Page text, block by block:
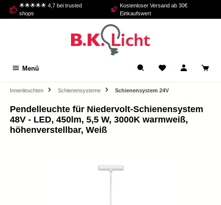
springen
🌟🌟🌟🌟🌟 4,7 bei trusted
shops
Kostenloser Versand ab 30€
Einkaufswert
Menü
Innenleuchten Schienensysteme Schienensystem 24V
Pendelleuchte für Niedervolt-Schienensystem
48V - LED, 450lm, 5,5 W, 3000K warmweiß,
höhenverstellbar, Weiß